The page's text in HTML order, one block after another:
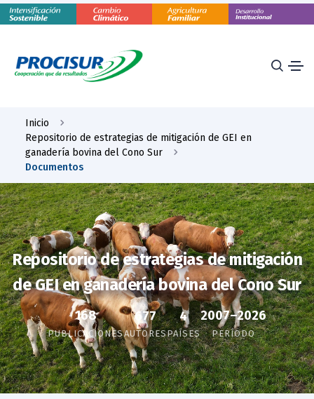
Inicio
Repositorio de estrategias de mitigación de GEI en
ganadería bovina del Cono Sur
Documentos
Repositorio de estrategias de mitigación
de GEI en ganadería bovina del Cono Sur
168
PUBLICACIONES
677
AUTORES
4
PAÍSES
2007–2026
PERÍODO